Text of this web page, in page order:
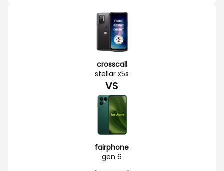
crosscall
stellar x5s
VS
fairphone
gen 6